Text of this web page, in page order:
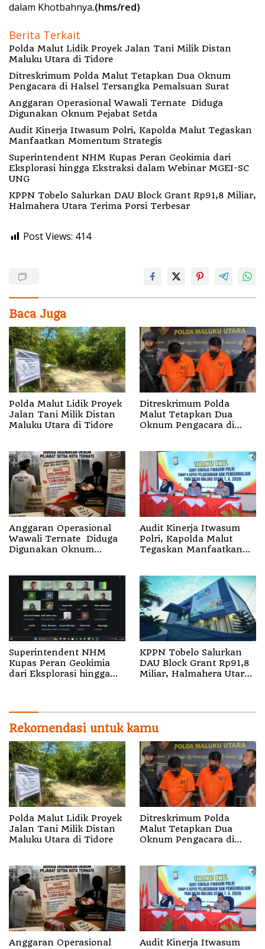
dalam Khotbahnya.(hms/red)
Berita Terkait
Polda Malut Lidik Proyek Jalan Tani Milik Distan
Maluku Utara di Tidore
Ditreskrimum Polda Malut Tetapkan Dua Oknum
Pengacara di Halsel Tersangka Pemalsuan Surat
Anggaran Operasional Wawali Ternate Diduga
Digunakan Oknum Pejabat Setda
Audit Kinerja Itwasum Polri, Kapolda Malut Tegaskan
Manfaatkan Momentum Strategis
Superintendent NHM Kupas Peran Geokimia dari
Eksplorasi hingga Ekstraksi dalam Webinar MGEI-SC
UNG
KPPN Tobelo Salurkan DAU Block Grant Rp91,8 Miliar,
Halmahera Utara Terima Porsi Terbesar
Post Views: 414
Baca Juga
Polda Malut Lidik Proyek
Jalan Tani Milik Distan
Maluku Utara di Tidore
Ditreskrimum Polda
Malut Tetapkan Dua
Oknum Pengacara di
Anggaran Operasional
Wawali Ternate Diduga
Digunakan Oknum
Audit Kinerja Itwasum
Polri, Kapolda Malut
Tegaskan Manfaatkan
Superintendent NHM
Kupas Peran Geokimia
dari Eksplorasi hingga
KPPN Tobelo Salurkan
DAU Block Grant Rp91,8
Miliar, Halmahera Utara
Rekomendasi untuk kamu
Polda Malut Lidik Proyek
Jalan Tani Milik Distan
Maluku Utara di Tidore
Ditreskrimum Polda
Malut Tetapkan Dua
Oknum Pengacara di
Anggaran Operasional
Audit Kinerja Itwasum